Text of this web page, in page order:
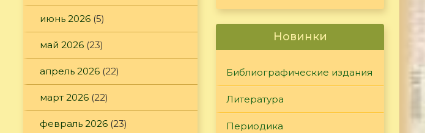
июнь 2026 (5)
май 2026 (23)
апрель 2026 (22)
март 2026 (22)
февраль 2026 (23)
Новинки
Библиографические издания
Литература
Периодика